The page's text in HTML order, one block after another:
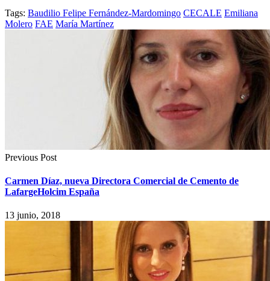
Tags: Baudilio Felipe Fernández-Mardomingo CECALE Emiliana
Molero FAE María Martínez
Previous Post
Carmen Díaz, nueva Directora Comercial de Cemento de
LafargeHolcim España
13 junio, 2018